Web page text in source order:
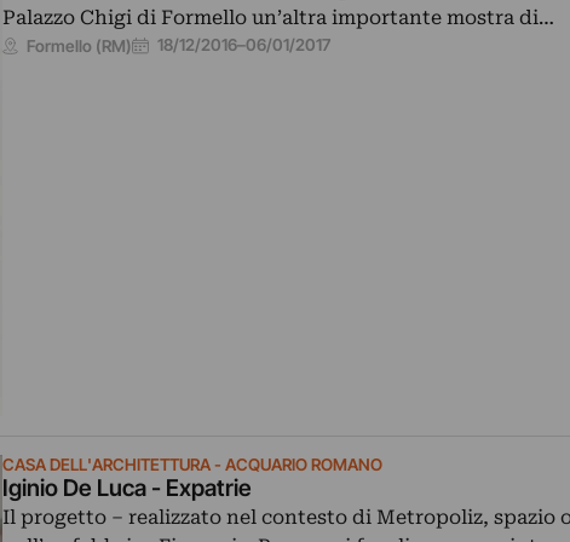
Palazzo Chigi di Formello un’altra importante mostra di…
Formello (RM) 18/12/2016–06/01/2017
CASA DELL'ARCHITETTURA - ACQUARIO ROMANO
Iginio De Luca - Expatrie
Il progetto – realizzato nel contesto di Metropoliz, spazio